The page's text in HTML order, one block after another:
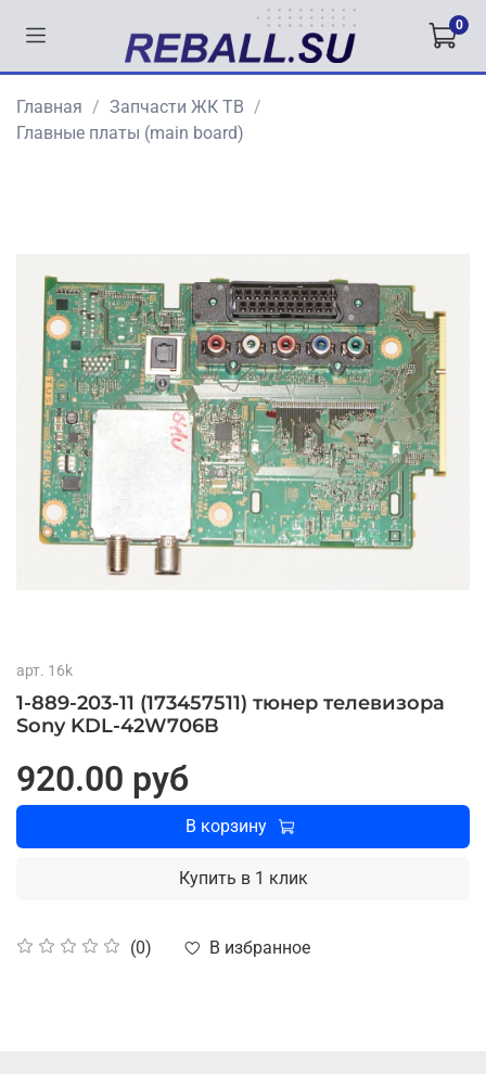
0
Главная
Запчасти ЖК ТВ
Главные платы (main board)
арт. 16k
1-889-203-11 (173457511) тюнер телевизора
Sony KDL-42W706B
(0) В избранное
920.00 руб
В корзину
Купить в 1 клик